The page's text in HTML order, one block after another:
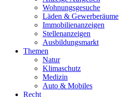
Wohnungsgesuche
Läden & Gewerberäume
Immobilienanzeigen
Stellenanzeigen
Ausbildungsmarkt
Themen
Natur
Klimaschutz
Medizin
Auto & Mobiles
Recht